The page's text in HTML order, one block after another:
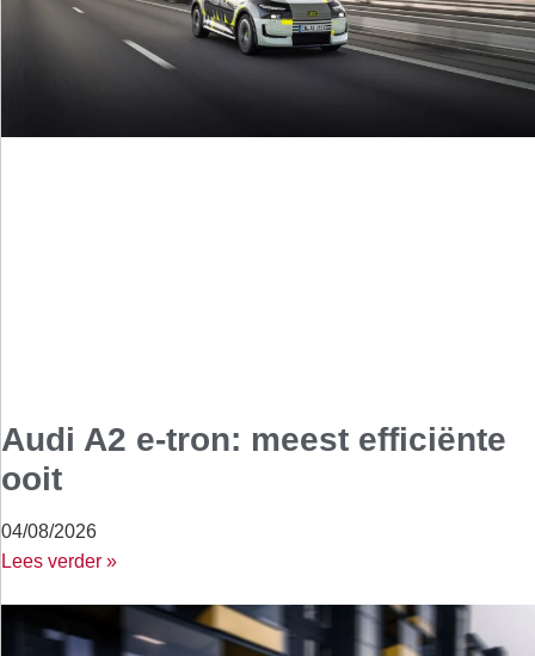
Audi A2 e-tron: meest efficiënte
ooit
04/08/2026
Lees verder »